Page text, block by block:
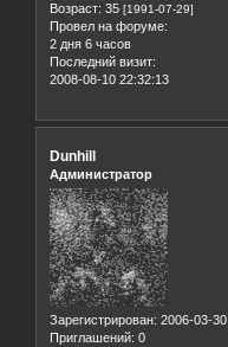
Возраст: 35 [1991-07-29]
Провел на форуме:
2 дня 6 часов
Последний визит:
2008-08-10 22:32:13
Dunhill
Администратор
Зарегистрирован: 2006-03-30
Приглашений: 0